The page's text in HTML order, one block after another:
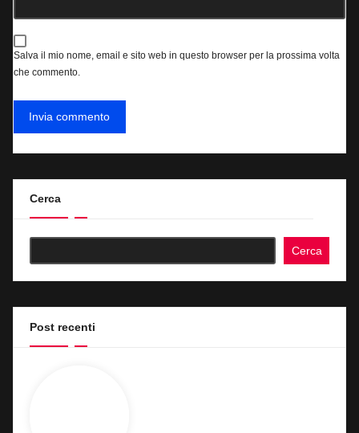
Salva il mio nome, email e sito web in questo browser per la prossima volta
che commento.
Cerca
Cerca
Post recenti